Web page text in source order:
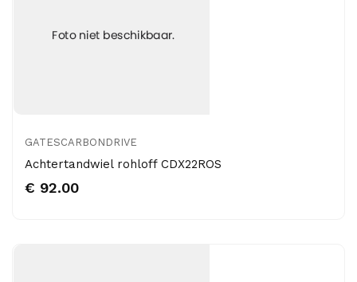
GATESCARBONDRIVE
Achtertandwiel rohloff CDX22ROS
€ 92.00